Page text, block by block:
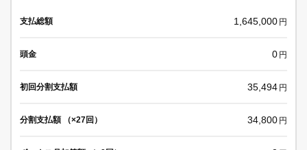
支払総額 1,645,000 円
頭金 0 円
初回分割支払額 35,494 円
分割支払額 （×27回） 34,800 円